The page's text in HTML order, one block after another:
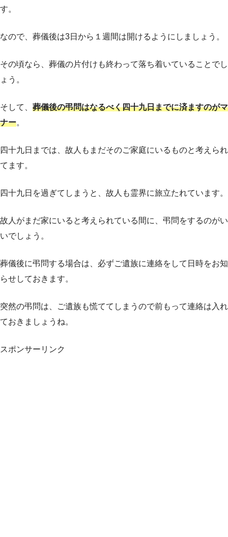
す。
なので、葬儀後は3日から１週間は開けるようにしましょう。
その頃なら、葬儀の片付けも終わって落ち着いていることでし
ょう。
そして、 葬儀後の弔問はなるべく四十九日までに済ますのがマ
ナー。
四十九日までは、故人もまだそのご家庭にいるものと考えられ
てます。
四十九日を過ぎてしまうと、故人も霊界に旅立たれています。
故人がまだ家にいると考えられている間に、弔問をするのがい
いでしょう。
葬儀後に弔問する場合は、必ずご遺族に連絡をして日時をお知
らせしておきます。
突然の弔問は、ご遺族も慌ててしまうので前もって連絡は入れ
ておきましょうね。
スポンサーリンク